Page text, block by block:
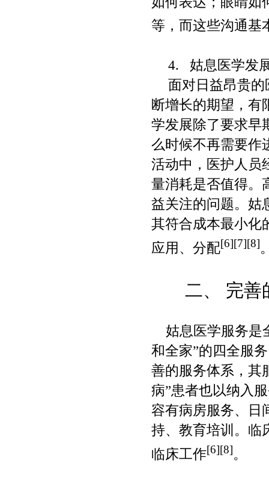
等，而这些沟通基
4.
姑息医学发
面对日益昂贵
断增长的期望，有
学发展除了要求早
么时候不再需要作
活动中，医护人员
量消耗是否值得。
益关注的问题。姑
其符合成本最小化
应用、分配[6][7][8]
二、 完善
姑息医学服务是
和全家”的四全服
善的服务体系，其
病”患者也以纳入
容有病房服务、日
持、教育培训。临
临床工作[6][8]。